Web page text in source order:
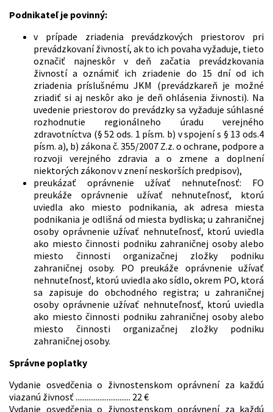
Podnikateľ je povinný:
v prípade zriadenia prevádzkových priestorov pri
prevádzkovaní živností, ak to ich povaha vyžaduje, tieto
označiť najneskôr v deň začatia prevádzkovania
živností a oznámiť ich zriadenie do 15 dní od ich
zriadenia príslušnému JKM (prevádzkareň je možné
zriadiť si aj neskôr ako je deň ohlásenia živnosti). Na
uvedenie priestorov do prevádzky sa vyžaduje súhlasné
rozhodnutie regionálneho úradu verejného
zdravotníctva (§ 52 ods. 1 písm. b) v spojení s § 13 ods.4
písm. a), b) zákona č. 355/2007 Z.z. o ochrane, podpore a
rozvoji verejného zdravia a o zmene a doplnení
niektorých zákonov v znení neskorších predpisov),
preukázať oprávnenie užívať nehnuteľnosť: FO
preukáže oprávnenie užívať nehnuteľnosť, ktorú
uviedla ako miesto podnikania, ak adresa miesta
podnikania je odlišná od miesta bydliska; u zahraničnej
osoby oprávnenie užívať nehnuteľnosť, ktorú uviedla
ako miesto činnosti podniku zahraničnej osoby alebo
miesto činnosti organizačnej zložky podniku
zahraničnej osoby. PO preukáže oprávnenie užívať
nehnuteľnosť, ktorú uviedla ako sídlo, okrem PO, ktorá
sa zapisuje do obchodného registra; u zahraničnej
osoby oprávnenie užívať nehnuteľnosť, ktorú uviedla
ako miesto činnosti podniku zahraničnej osoby alebo
miesto činnosti organizačnej zložky podniku
zahraničnej osoby.
Správne poplatky
Vydanie osvedčenia o živnostenskom oprávnení za každú
viazanú živnosť .............................. 22 €
Vydanie osvedčenia o živnostenskom oprávnení za každú